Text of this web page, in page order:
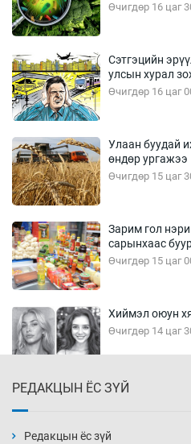
Өчигдөр 16 цаг
Сэтгэцийн
улсын хурал
Өчигдөр 16 цаг
Улаан буудай
өндөр ургажээ
Өчигдөр 15 цаг
Зарим гол
сарынхаас
Өчигдөр 15 цаг
Хиймэл оюун
Өчигдөр 14 цаг
Өчигдөр 14 цаг
РЕДАКЦЫН ЁС ЗҮЙ
Редакцын ёс зүй